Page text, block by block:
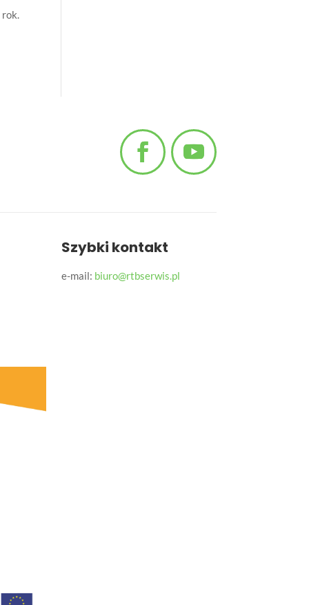
rok.
Szybki kontakt
e-mail: biuro@rtbserwis.pl